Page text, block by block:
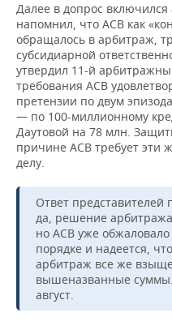
Далее в допрос
напомнил, что АСВ как
обращалось в арбитраж,
субсидиарной
утвердил 11-й
требования АСВ
претензии по двум
— по 100-миллионному
Даутовой на 78 млн.
причине АСВ требует эти
делу.
Ответ представителей
да, решение
но АСВ уже
порядке и надеется,
арбитраж все же
вышеназванные
август.